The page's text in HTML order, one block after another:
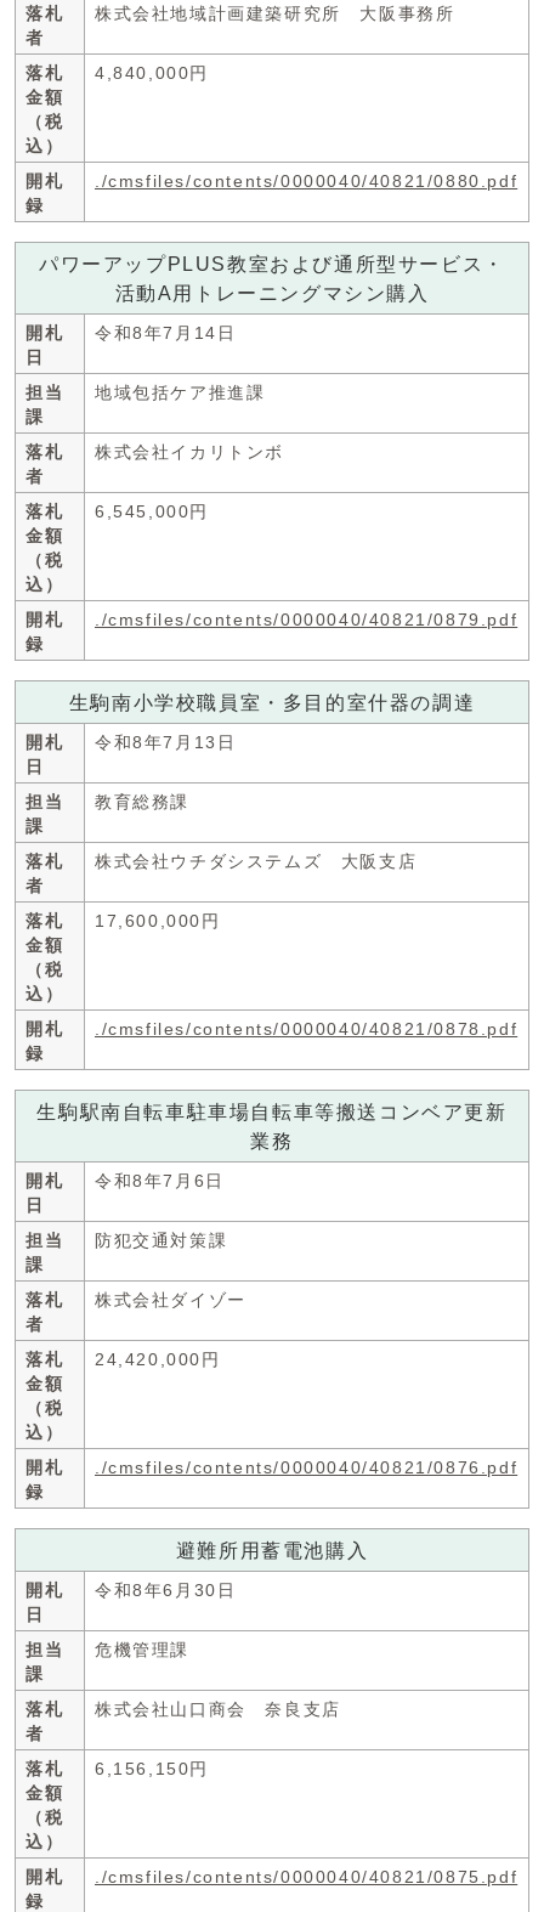
落札
者
株式会社地域計画建築研究所 大阪事務所
落札
金額
（税
込）
4,840,000円
開札
録
./cmsfiles/contents/0000040/40821/0880.pdf
パワーアップPLUS教室および通所型サービス・
活動A用トレーニングマシン購入
開札
日
令和8年7月14日
担当
課
地域包括ケア推進課
落札
者
株式会社イカリトンボ
落札
金額
（税
込）
6,545,000円
開札
録
./cmsfiles/contents/0000040/40821/0879.pdf
生駒南小学校職員室・多目的室什器の調達
開札
日
令和8年7月13日
担当
課
教育総務課
落札
者
株式会社ウチダシステムズ 大阪支店
落札
金額
（税
込）
17,600,000円
開札
録
./cmsfiles/contents/0000040/40821/0878.pdf
生駒駅南自転車駐車場自転車等搬送コンベア更新
業務
開札
日
令和8年7月6日
担当
課
防犯交通対策課
落札
者
株式会社ダイゾー
落札
金額
（税
込）
24,420,000円
開札
録
./cmsfiles/contents/0000040/40821/0876.pdf
避難所用蓄電池購入
開札
日
令和8年6月30日
担当
課
危機管理課
落札
者
株式会社山口商会 奈良支店
落札
金額
（税
込）
6,156,150円
開札
録
./cmsfiles/contents/0000040/40821/0875.pdf